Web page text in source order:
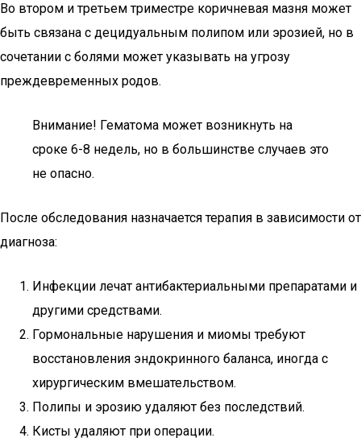
Во втором и третьем триместре коричневая мазня может
быть связана с децидуальным полипом или эрозией, но в
сочетании с болями может указывать на угрозу
преждевременных родов.
Внимание! Гематома может возникнуть на
сроке 6-8 недель, но в большинстве случаев это
не опасно.
После обследования назначается терапия в зависимости от
диагноза:
Инфекции лечат антибактериальными препаратами и
другими средствами.
Гормональные нарушения и миомы требуют
восстановления эндокринного баланса, иногда с
хирургическим вмешательством.
Полипы и эрозию удаляют без последствий.
Кисты удаляют при операции.